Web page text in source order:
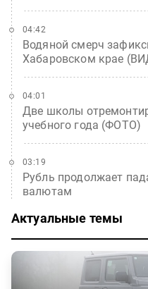
Водяной смерч
Хабаровском крае
04:42
Две школы
учебного года (ФОТО)
04:01
Рубль продолжает
валютам
03:19
Актуальные темы